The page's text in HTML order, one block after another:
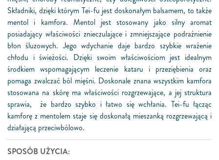
Składniki, dzięki którym Tei-fu jest doskonałym balsamem, to także
mentol i kamfora. Mentol jest stosowany jako silny aromat
posiadający właściwości znieczulające i zmniejszające podrażnienie
błon śluzowych. Jego wdychanie daje bardzo szybkie wrażenie
chłodu i świeżości. Dzięki swoim właściwościom jest idealnym
środkiem wspomagającym leczenie kataru i przeziębienia oraz
pomaga zwalczać ból mięśni. Doskonale znana wszystkim kamfora
stosowana na skórę ma właściwości rozgrzewające, a jej struktura
sprawia, że bardzo szybko i łatwo się wchłania. Tei-fu łącząc
kamforę z mentolem staje się doskonałą mieszanką rozgrzewającą i
działającą przeciwbólowo.
SPOSÓB UŻYCIA: